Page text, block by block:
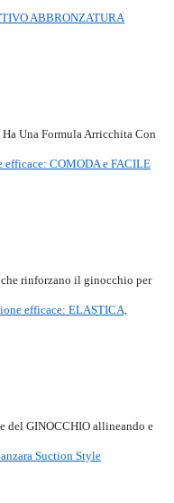
ABBRONZATURA
Una Formula Arricchita Con
efficace: COMODA e FACILE
rinforzano il ginocchio per
efficace: ELASTICA,
del GINOCCHIO allineando e
Suction Style